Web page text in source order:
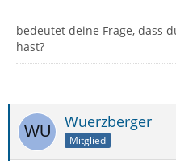
bedeutet deine Frage, dass
hast?
Wuerzberger
Mitglied